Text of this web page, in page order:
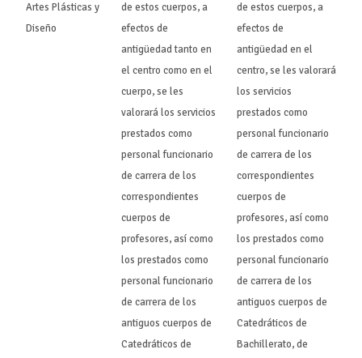
Artes Plásticas y
Diseño
de estos cuerpos, a
efectos de
antigüedad tanto en
el centro como en el
cuerpo, se les
valorará los servicios
prestados como
personal funcionario
de carrera de los
correspondientes
cuerpos de
profesores, así como
los prestados como
personal funcionario
de carrera de los
antiguos cuerpos de
Catedráticos de
de estos cuerpos, a
efectos de
antigüedad en el
centro, se les valorará
los servicios
prestados como
personal funcionario
de carrera de los
correspondientes
cuerpos de
profesores, así como
los prestados como
personal funcionario
de carrera de los
antiguos cuerpos de
Catedráticos de
Bachillerato, de